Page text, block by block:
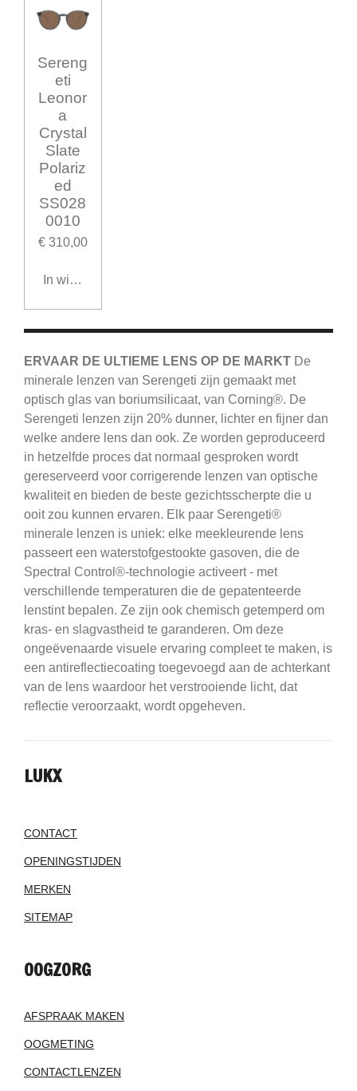
Sereng
eti
Leonor
a
Crystal
Slate
Polariz
ed
SS028
0010
€ 310,00
In winkelwagen
ERVAAR DE ULTIEME LENS OP DE MARKT De
minerale lenzen van Serengeti zijn gemaakt met
optisch glas van boriumsilicaat, van Corning®. De
Serengeti lenzen zijn 20% dunner, lichter en fijner dan
welke andere lens dan ook. Ze worden geproduceerd
in hetzelfde proces dat normaal gesproken wordt
gereserveerd voor corrigerende lenzen van optische
kwaliteit en bieden de beste gezichtsscherpte die u
ooit zou kunnen ervaren. Elk paar Serengeti®
minerale lenzen is uniek: elke meekleurende lens
passeert een waterstofgestookte gasoven, die de
Spectral Control®-technologie activeert - met
verschillende temperaturen die de gepatenteerde
lenstint bepalen. Ze zijn ook chemisch getemperd om
kras- en slagvastheid te garanderen. Om deze
ongeëvenaarde visuele ervaring compleet te maken, is
een antireflectiecoating toegevoegd aan de achterkant
van de lens waardoor het verstrooiende licht, dat
reflectie veroorzaakt, wordt opgeheven.
LUKX
CONTACT
OPENINGSTIJDEN
MERKEN
SITEMAP
OOGZORG
AFSPRAAK MAKEN
OOGMETING
CONTACTLENZEN